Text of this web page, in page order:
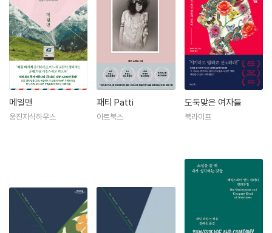
메일맨
웅진지식하우스
패티 Patti
아트북스
도둑맞은 여자들
북라이프